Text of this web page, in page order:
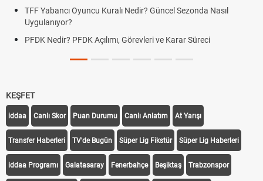
TFF Yabancı Oyuncu Kuralı Nedir? Güncel Sezonda Nasıl
Uygulanıyor?
PFDK Nedir? PFDK Açılımı, Görevleri ve Karar Süreci
KEŞFET
iddaa Canlı Skor Puan Durumu Canlı Anlatım At Yarışı
Transfer Haberleri TV'de Bugün Süper Lig Fikstür Süper Lig Haberleri
iddaa Programı Galatasaray Fenerbahçe Beşiktaş Trabzonspor